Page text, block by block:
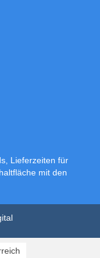
Lieferzeiten für
mit den